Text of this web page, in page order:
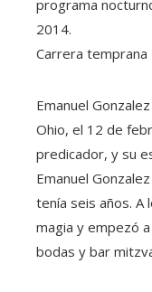
programa
2014.
Carrera temprana
Emanuel
Ohio, el 12 de
predicador, y su
Emanuel
tenía seis años.
magia y empezó
bodas y bar